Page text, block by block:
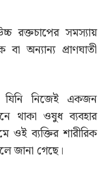
রক্তচাপের সমস্যায়
বা অন্যান্য প্রাণঘাতী
যিনি নিজেই একজন
থাকা ওষুধ ব্যবহার
ওই ব্যক্তির শারীরিক
জানা গেছে।